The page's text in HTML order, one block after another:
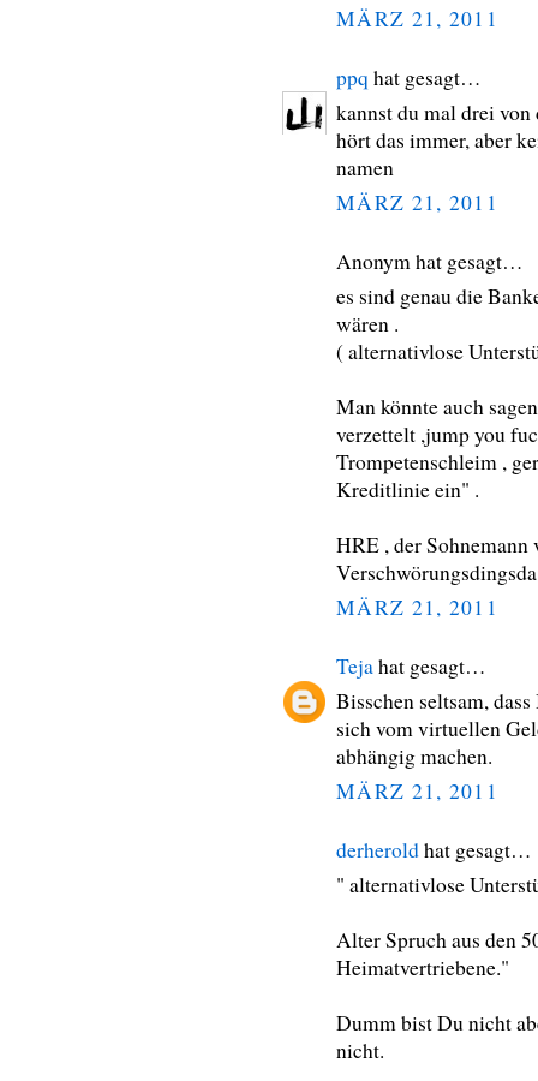
MÄRZ 21, 2011
ppq hat gesagt…
kannst du mal drei
hört das immer, aber
namen
MÄRZ 21, 2011
Anonym hat gesagt…
es sind genau die
wären .
( alternativlose
Man könnte auch
verzettelt ,jump you
Trompetenschleim ,
Kreditlinie ein" .
HRE , der
MÄRZ 21, 2011
Tejahat gesagt…
Bisschen seltsam,
sich vom virtuellen
abhängig machen.
MÄRZ 21, 2011
derheroldhat gesagt…
" alternativlose
Alter Spruch aus den
Heimatvertriebene."
Dumm bist Du nicht
nicht.